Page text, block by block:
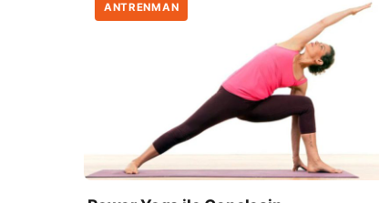
ANTRENMAN